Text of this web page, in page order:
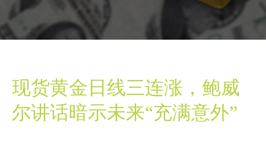
现货黄金日线三连涨，鲍威
尔讲话暗示未来“充满意外”